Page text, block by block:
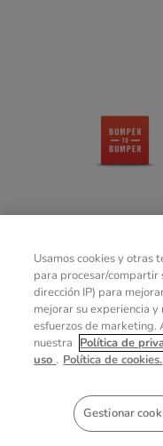
Usamos cookies y otras
para procesar/compartir
dirección IP) para
mejorar su experiencia
esfuerzos de marketing.
nuestra Política de
uso . Política de cookies.
Gestionar